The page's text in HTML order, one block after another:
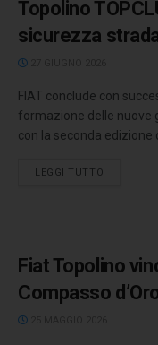
Topolino
sicurezza
FIAT conclude con
formazione delle nuove
con la seconda edizione
LEGGI TUTTO
Fiat Topolino
Compasso